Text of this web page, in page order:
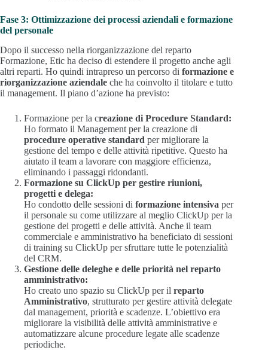
Fase 3: Ottimizzazione dei processi aziendali e formazione
del personale
Dopo il successo nella riorganizzazione del reparto
Formazione, Etic ha deciso di estendere il progetto anche agli
altri reparti. Ho quindi intrapreso un percorso di formazione e
riorganizzazione aziendale che ha coinvolto il titolare e tutto
il management. Il piano d’azione ha previsto:
Formazione per la creazione di Procedure Standard:
Ho formato il Management per la creazione di
procedure operative standard per migliorare la
gestione del tempo e delle attività ripetitive. Questo ha
aiutato il team a lavorare con maggiore efficienza,
eliminando i passaggi ridondanti.
Formazione su ClickUp per gestire riunioni,
progetti e delega:
Ho condotto delle sessioni di formazione intensiva per
il personale su come utilizzare al meglio ClickUp per la
gestione dei progetti e delle attività. Anche il team
commerciale e amministrativo ha beneficiato di sessioni
di training su ClickUp per sfruttare tutte le potenzialità
del CRM.
Gestione delle deleghe e delle priorità nel reparto
amministrativo:
Ho creato uno spazio su ClickUp per il reparto
Amministrativo, strutturato per gestire attività delegate
dal management, priorità e scadenze. L’obiettivo era
migliorare la visibilità delle attività amministrative e
automatizzare alcune procedure legate alle scadenze
periodiche.